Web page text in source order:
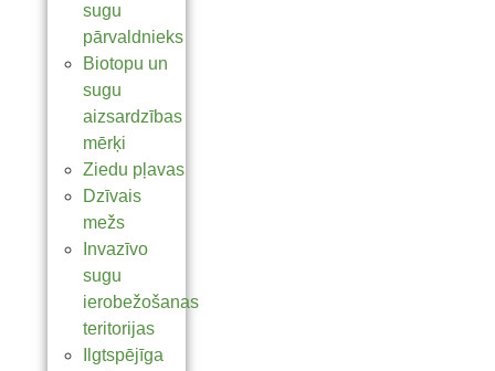
sugu
pārvaldnieks
Biotopu un
sugu
aizsardzības
mērķi
Ziedu pļavas
Dzīvais
mežs
Invazīvo
sugu
ierobežošanas
teritorijas
Ilgtspējīga